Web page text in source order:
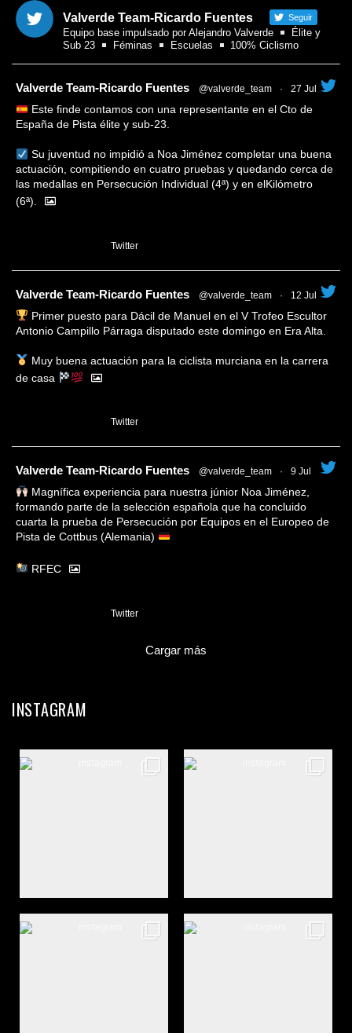
Valverde Team-Ricardo Fuentes Seguir
Equipo base impulsado por Alejandro Valverde
Élite y
Sub 23
Féminas Escuelas 100% Ciclismo
Valverde Team-Ricardo Fuentes @valverde_team · 27 Jul
Este finde contamos con una representante en el Cto de
España de Pista élite y sub-23.
Su juventud no impidió a Noa Jiménez completar una buena
actuación, compitiendo en cuatro pruebas y quedando cerca de
las medallas en Persecución Individual (4ª) y en elKilómetro
(6ª).
Twitter
Valverde Team-Ricardo Fuentes @valverde_team · 12 Jul
Primer puesto para Dácil de Manuel en el V Trofeo Escultor
Antonio Campillo Párraga disputado este domingo en Era Alta.
Muy buena actuación para la ciclista murciana en la carrera
de casa
Twitter
Valverde Team-Ricardo Fuentes @valverde_team · 9 Jul
Magnífica experiencia para nuestra júnior Noa Jiménez,
formando parte de la selección española que ha concluido
cuarta la prueba de Persecución por Equipos en el Europeo de
Pista de Cottbus (Alemania)
RFEC
Twitter
Cargar más
INSTAGRAM